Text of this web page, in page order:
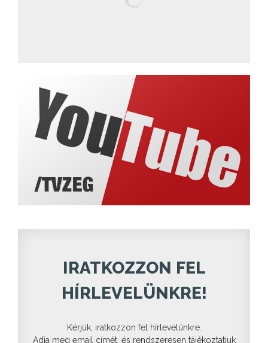
IRATKOZZON FEL
HÍRLEVELÜNKRE!
Kérjük, iratkozzon fel hírlevelünkre.
Adja meg email címét, és rendszeresen tájékoztatjuk